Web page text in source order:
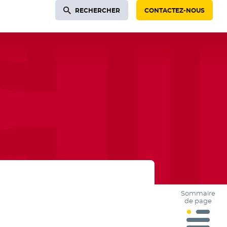
RECHERCHER CONTACTEZ-NOUS
Sommaire
de page